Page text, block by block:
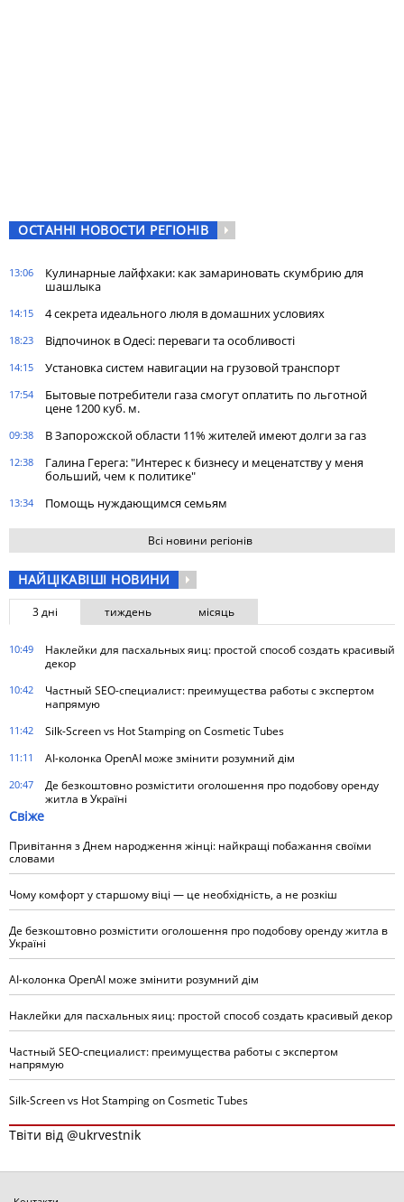
ОСТАННІ НОВОСТИ РЕГІОНІВ
13:06
Кулинарные лайфхаки: как замариновать скумбрию для
шашлыка
14:15 4 секрета идеального люля в домашних условиях
18:23 Відпочинок в Одесі: переваги та особливості
14:15 Установка систем навигации на грузовой транспорт
17:54
Бытовые потребители газа cмогут оплатить по льготной
цене 1200 куб. м.
09:38 В Запорожской области 11% жителей имеют долги за газ
12:38
Галина Герега: "Интерес к бизнесу и меценатству у меня
больший, чем к политике"
13:34 Помощь нуждающимся семьям
Всі новини регіонів
НАЙЦІКАВІШІ НОВИНИ
3 дні тиждень місяць
10:49
Наклейки для пасхальных яиц: простой способ создать красивый
декор
10:42
Частный SEO-специалист: преимущества работы с экспертом
напрямую
11:42 Silk-Screen vs Hot Stamping on Cosmetic Tubes
11:11 AI-колонка OpenAI може змінити розумний дім
20:47
Де безкоштовно розмістити оголошення про подобову оренду
житла в Україні
Свіже
Привітання з Днем народження жінці: найкращі побажання своїми
словами
Чому комфорт у старшому віці — це необхідність, а не розкіш
Де безкоштовно розмістити оголошення про подобову оренду житла в
Україні
AI-колонка OpenAI може змінити розумний дім
Наклейки для пасхальных яиц: простой способ создать красивый декор
Частный SEO-специалист: преимущества работы с экспертом
напрямую
Silk-Screen vs Hot Stamping on Cosmetic Tubes
Твіти від @ukrvestnik